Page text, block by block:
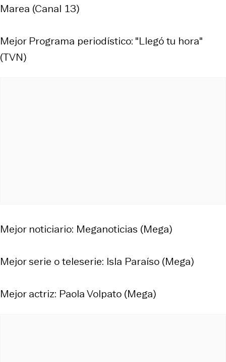
Marea (Canal 13)
Mejor Programa periodístico: "Llegó tu hora"
(TVN)
Mejor noticiario: Meganoticias (Mega)
Mejor serie o teleserie: Isla Paraíso (Mega)
Mejor actriz: Paola Volpato (Mega)